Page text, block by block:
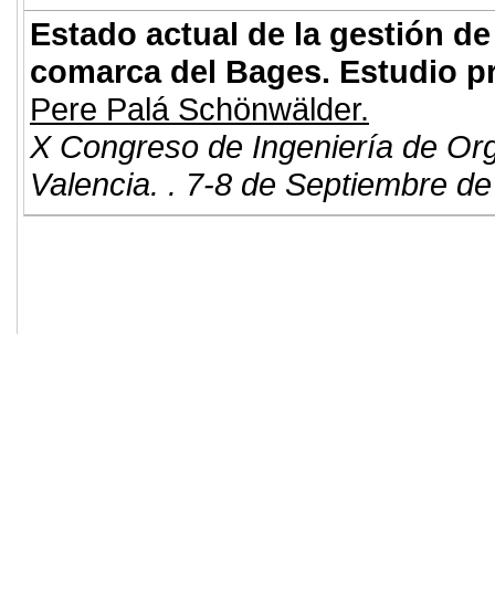
Estado actual de la gestión
comarca del Bages. Estudio
Pere Palá Schönwälder.
X Congreso de Ingeniería de
Valencia. . 7-8 de Septiembre